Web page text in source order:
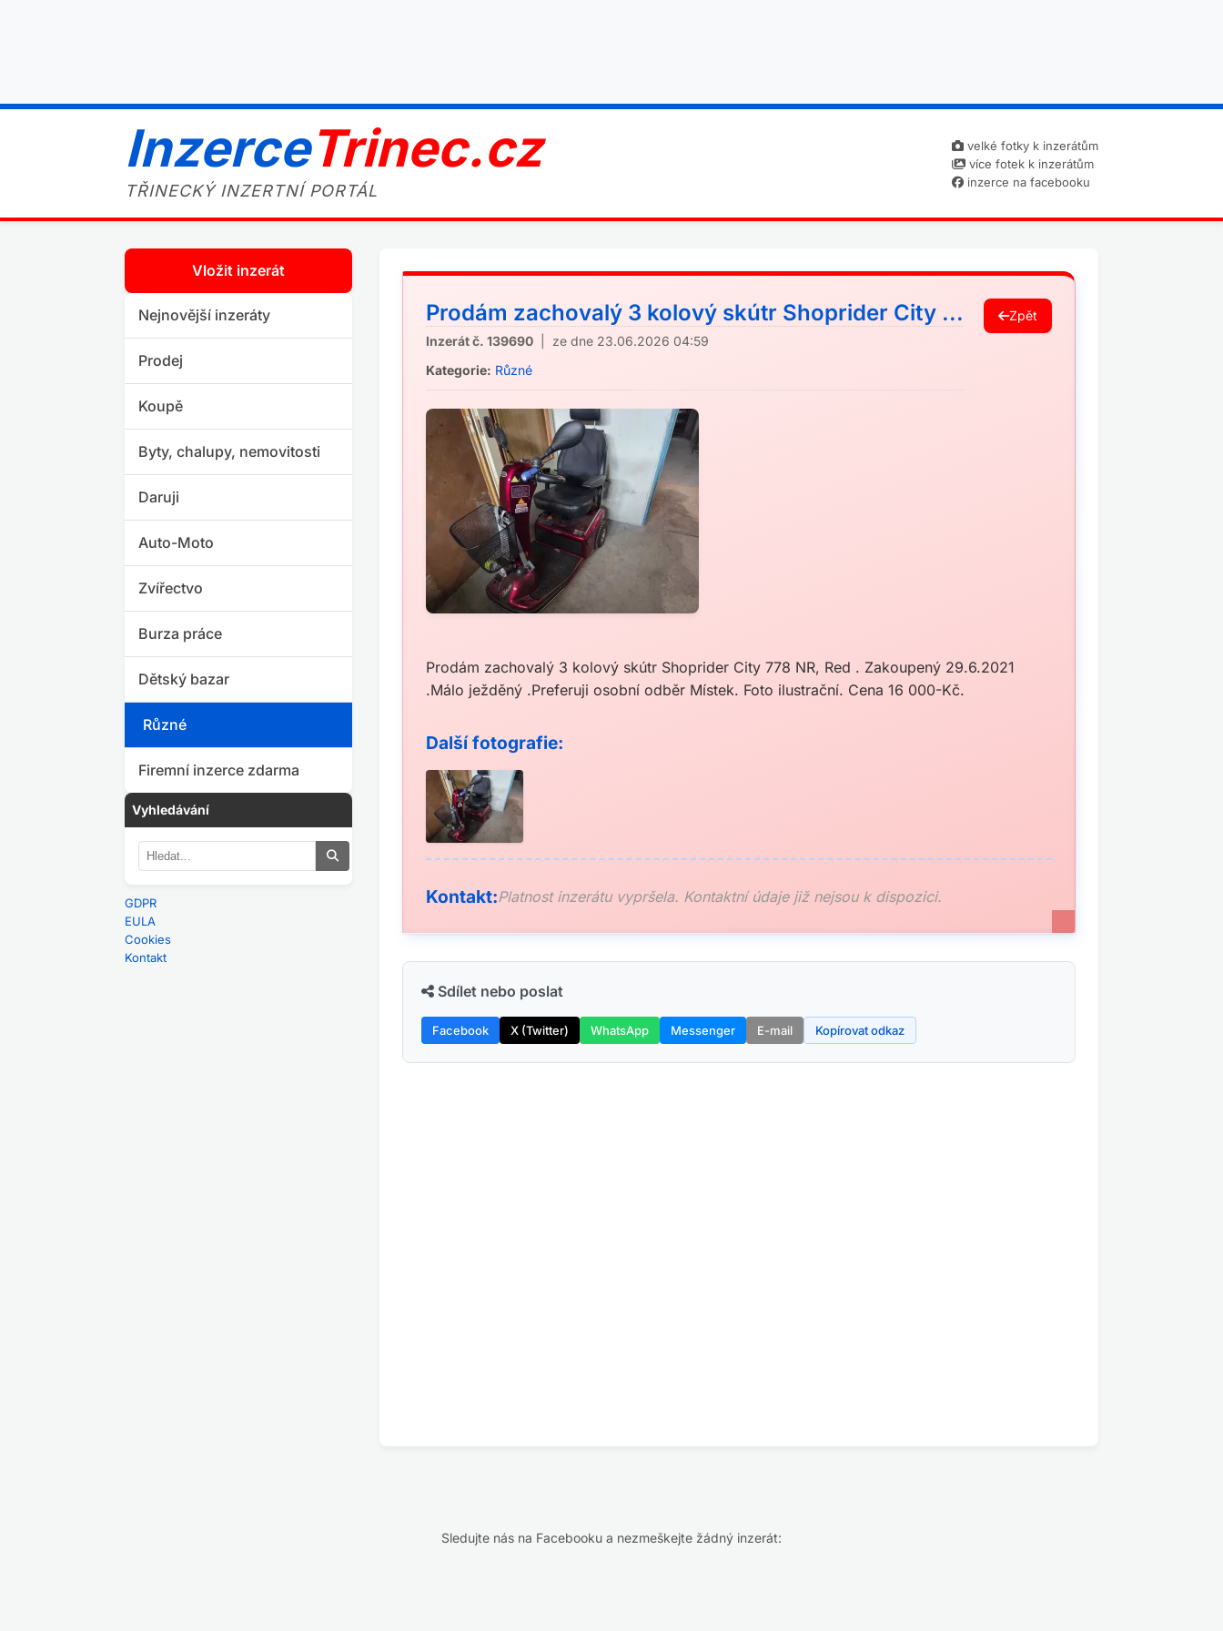
InzerceTrinec.cz
TŘINECKÝ INZERTNÍ PORTÁL
velké fotky k inzerátům
více fotek k inzerátům
inzerce na facebooku
Vložit inzerát
Nejnovější inzeráty
Prodej
Koupě
Byty, chalupy, nemovitosti
Daruji
Auto-Moto
Zvířectvo
Burza práce
Dětský bazar
Různé
Firemní inzerce zdarma
Vyhledávání
GDPR
EULA
Cookies
Kontakt
Prodám zachovalý 3 kolový skútr Shoprider City ...
Inzerát č. 139690 | ze dne 23.06.2026 04:59
Kategorie: Různé
Zpět
Prodám zachovalý 3 kolový skútr Shoprider City 778 NR, Red . Zakoupený 29.6.2021
.Málo ježděný .Preferuji osobní odběr Místek. Foto ilustrační. Cena 16 000-Kč.
Další fotografie:
Kontakt:Platnost inzerátu vypršela. Kontaktní údaje již nejsou k dispozici.
Sdílet nebo poslat
Facebook X (Twitter) WhatsApp Messenger E-mail Kopírovat odkaz
Sledujte nás na Facebooku a nezmeškejte žádný inzerát: